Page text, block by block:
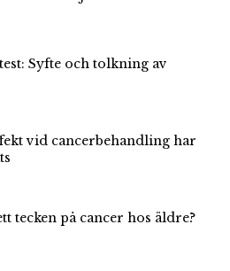
Syfte och tolkning av
vid cancerbehandling har
tecken på cancer hos äldre?